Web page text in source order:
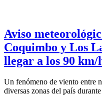
Aviso
Coquimbo y Los
llegar a los 90 km/
Un fenómeno de viento entre
diversas zonas del país